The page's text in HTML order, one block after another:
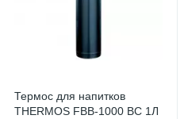
Термос для напитков
THERMOS FBB-1000 BC 1Л